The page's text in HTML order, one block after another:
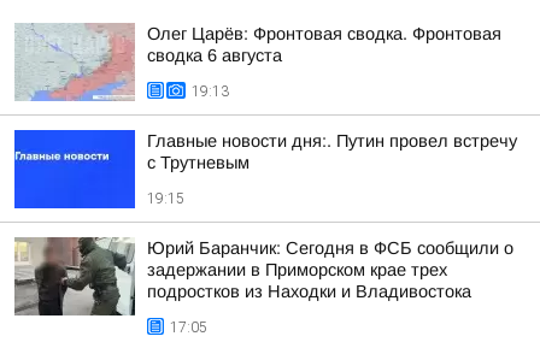
Олег Царёв: Фронтовая сводка. Фронтовая
сводка 6 августа
19:13
Главные новости дня:. Путин провел встречу
с Трутневым
19:15
Юрий Баранчик: Сегодня в ФСБ сообщили о
задержании в Приморском крае трех
подростков из Находки и Владивостока
17:05